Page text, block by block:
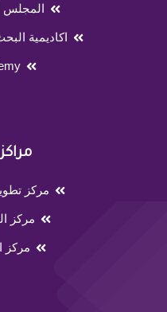
المجلس
اكاديمية
مركز
مركز
مركز